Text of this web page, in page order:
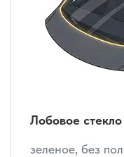
Лобовое
зеленое, без